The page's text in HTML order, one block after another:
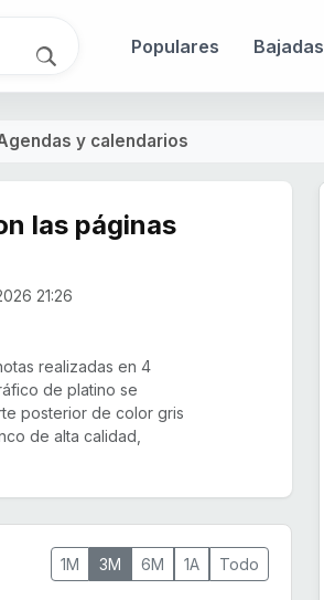
Populares Bajadas
y calendarios
las páginas
21:26
realizadas en 4
de platino se
posterior de color gris
de alta calidad,
1M 3M 6M 1A Todo